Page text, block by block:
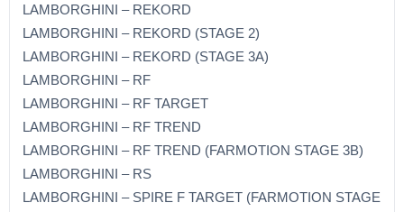
LAMBORGHINI – REKORD
LAMBORGHINI – REKORD (STAGE 2)
LAMBORGHINI – REKORD (STAGE 3A)
LAMBORGHINI – RF
LAMBORGHINI – RF TARGET
LAMBORGHINI – RF TREND
LAMBORGHINI – RF TREND (FARMOTION STAGE 3B)
LAMBORGHINI – RS
LAMBORGHINI – SPIRE F TARGET (FARMOTION STAGE